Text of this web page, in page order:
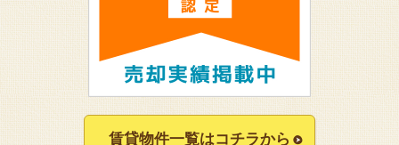
賃貸物件一覧はコチラから